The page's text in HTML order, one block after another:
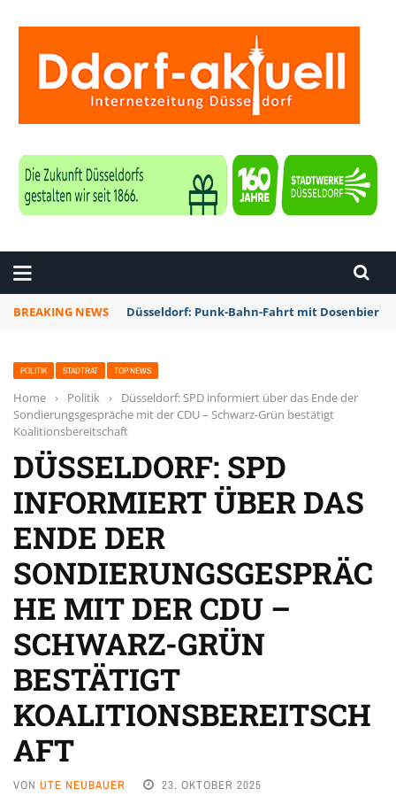
BREAKING NEWS Düsseldorf: Punk-Bahn-Fahrt mit Dosenbier
POLITIK STADTRAT TOP NEWS
Home › Politik ›
Düsseldorf: SPD informiert über das Ende der
Sondierungsgespräche mit der CDU – Schwarz-Grün bestätigt
Koalitionsbereitschaft
DÜSSELDORF: SPD
INFORMIERT ÜBER DAS
ENDE DER
SONDIERUNGSGESPRÄC
HE MIT DER CDU –
SCHWARZ-GRÜN
BESTÄTIGT
KOALITIONSBEREITSCH
AFT
VON UTE NEUBAUER 23. OKTOBER 2025